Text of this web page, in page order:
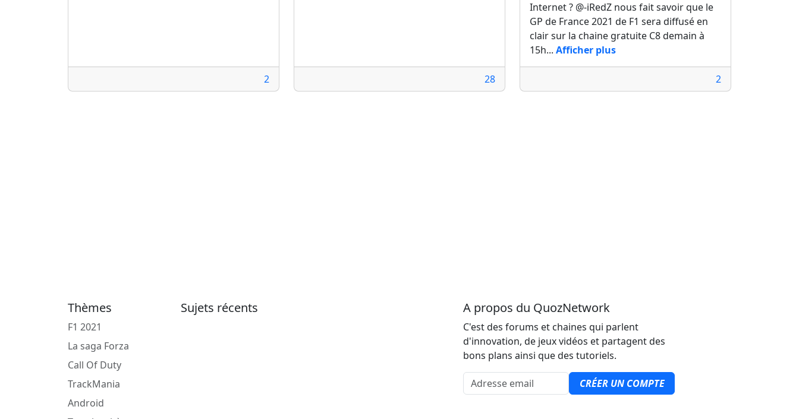
2 28
Internet ? @-iRedZ nous fait savoir que le
GP de France 2021 de F1 sera diffusé en
clair sur la chaine gratuite C8 demain à
15h... Afficher plus
2
Thèmes
F1 2021
La saga Forza
Call Of Duty
TrackMania
Android
Sujets récents A propos du QuozNetwork
C'est des forums et chaines qui parlent
d'innovation, de jeux vidéos et partagent des
bons plans ainsi que des tutoriels.
Adresse email
CRÉER UN COMPTE